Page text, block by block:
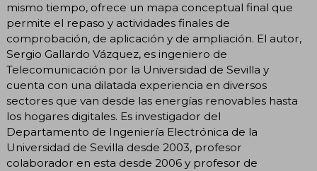
mismo tiempo, ofrece un mapa conceptual final que
permite el repaso y actividades finales de
comprobación, de aplicación y de ampliación. El autor,
Sergio Gallardo Vázquez, es ingeniero de
Telecomunicación por la Universidad de Sevilla y
cuenta con una dilatada experiencia en diversos
sectores que van desde las energías renovables hasta
los hogares digitales. Es investigador del
Departamento de Ingeniería Electrónica de la
Universidad de Sevilla desde 2003, profesor
colaborador en esta desde 2006 y profesor de